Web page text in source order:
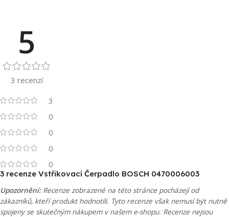
5
3 recenzí
3
0
0
0
0
3 recenze Vstřikovací Čerpadlo BOSCH 0470006003
Upozornění:Recenze zobrazené na této stránce pocházejí od
zákazníků, kteří produkt hodnotili. Tyto recenze však nemusí být nutně
spojeny se skutečným nákupem v našem e-shopu. Recenze nejsou